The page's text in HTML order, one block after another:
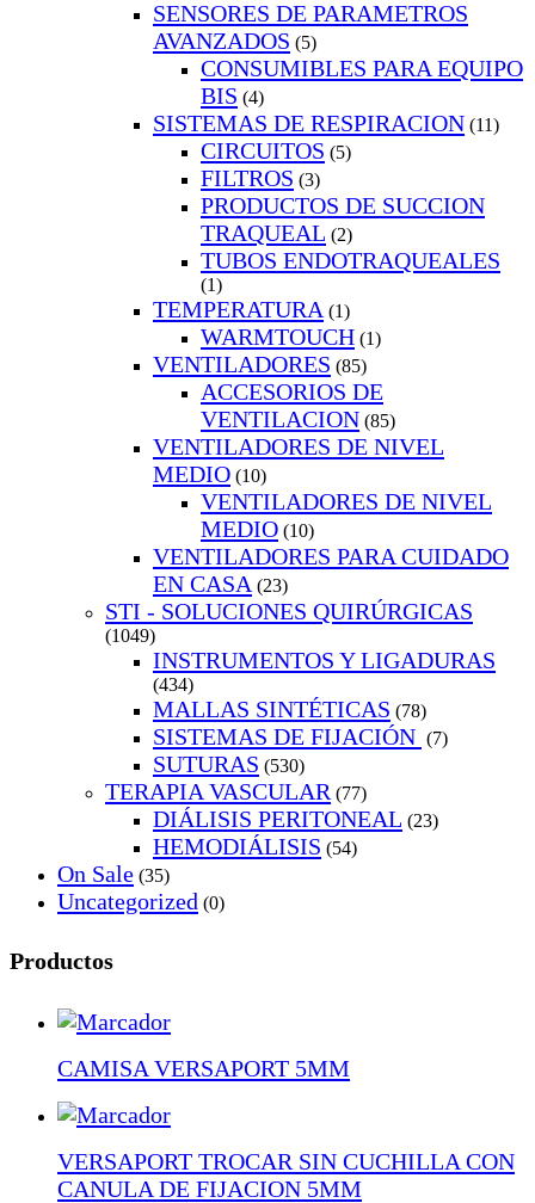
SENSORES DE PARAMETROS
AVANZADOS (5)
CONSUMIBLES PARA EQUIPO
BIS (4)
SISTEMAS DE RESPIRACION (11)
CIRCUITOS (5)
FILTROS (3)
PRODUCTOS DE SUCCION
TRAQUEAL (2)
TUBOS ENDOTRAQUEALES
(1)
TEMPERATURA (1)
WARMTOUCH (1)
VENTILADORES (85)
ACCESORIOS DE
VENTILACION (85)
VENTILADORES DE NIVEL
MEDIO (10)
VENTILADORES DE NIVEL
MEDIO (10)
VENTILADORES PARA CUIDADO
EN CASA (23)
STI - SOLUCIONES QUIRÚRGICAS
(1049)
INSTRUMENTOS Y LIGADURAS
(434)
MALLAS SINTÉTICAS (78)
SISTEMAS DE FIJACIÓN (7)
SUTURAS (530)
TERAPIA VASCULAR (77)
DIÁLISIS PERITONEAL (23)
HEMODIÁLISIS (54)
On Sale (35)
Uncategorized (0)
Productos
CAMISA VERSAPORT 5MM
VERSAPORT TROCAR SIN CUCHILLA CON
CANULA DE FIJACION 5MM